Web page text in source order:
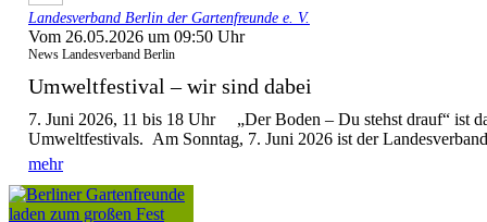
Landesverband Berlin der Gartenfreunde e. V.
Vom 26.05.2026 um 09:50 Uhr
News Landesverband Berlin
Umweltfestival – wir sind dabei
7. Juni 2026, 11 bis 18 Uhr „Der Boden – Du stehst drauf“ ist
Umweltfestivals. Am Sonntag, 7. Juni 2026 ist der
mehr